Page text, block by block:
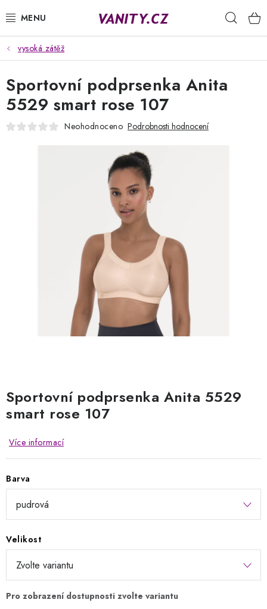
na
KABELKY
SPODNÍ PRÁDLO
PUNČOCHY
Jak nakupovat
Obchodní podmínky
Podmínky ochrany osobních údajů
Napište nám
Reklamace a vrácení zboží
vysoká zátěž
Sportovní podprsenka Anita 5529
smart rose 107
Více informací
Barva
Velikost
Sportovní podprsenka Anita
5529 smart rose 107
Neohodnoceno Podrobnosti hodnocení